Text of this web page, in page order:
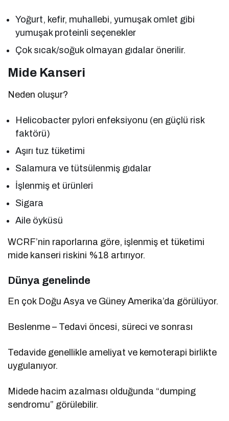
Yoğurt, kefir, muhallebi, yumuşak omlet gibi
yumuşak proteinli seçenekler
Çok sıcak/soğuk olmayan gıdalar önerilir.
Mide Kanseri
Neden oluşur?
Helicobacter pylori enfeksiyonu (en güçlü risk
faktörü)
Aşırı tuz tüketimi
Salamura ve tütsülenmiş gıdalar
İşlenmiş et ürünleri
Sigara
Aile öyküsü
WCRF’nin raporlarına göre, işlenmiş et tüketimi
mide kanseri riskini %18 artırıyor.
Dünya genelinde
En çok Doğu Asya ve Güney Amerika’da görülüyor.
Beslenme – Tedavi öncesi, süreci ve sonrası
Tedavide genellikle ameliyat ve kemoterapi birlikte
uygulanıyor.
Midede hacim azalması olduğunda “dumping
sendromu” görülebilir.